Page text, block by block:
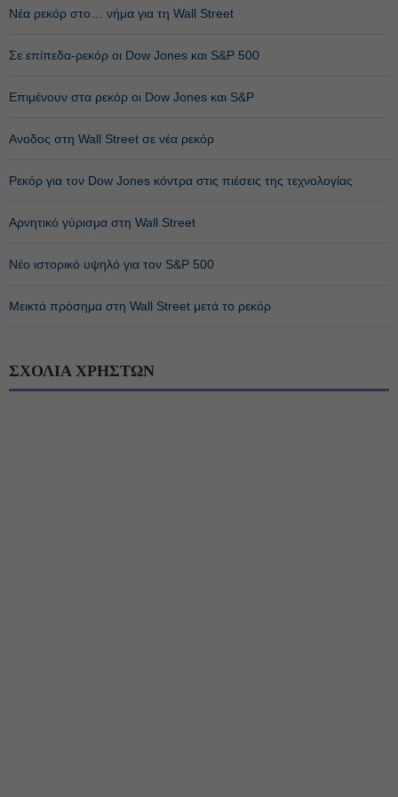
Νέα ρεκόρ στο… νήμα για τη Wall Street
Σε επίπεδα-ρεκόρ οι Dow Jones και S&P 500
Επιμένουν στα ρεκόρ οι Dow Jones και S&P
Ανοδος στη Wall Street σε νέα ρεκόρ
Ρεκόρ για τον Dow Jones κόντρα στις πιέσεις της τεχνολογίας
Αρνητικό γύρισμα στη Wall Street
Νέο ιστορικό υψηλό για τον S&P 500
Μεικτά πρόσημα στη Wall Street μετά το ρεκόρ
ΣΧΟΛΙΑ ΧΡΗΣΤΩΝ